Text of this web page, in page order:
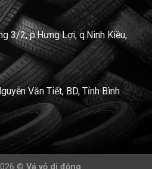
3/2, p.Hưng Lợi, q.Ninh Kiều,
Văn Tiết, BD, Tỉnh Bình